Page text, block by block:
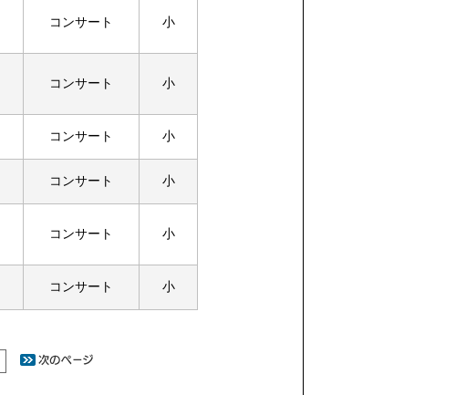
コンサート 小
コンサート 小
コンサート 小
コンサート 小
コンサート 小
コンサート 小